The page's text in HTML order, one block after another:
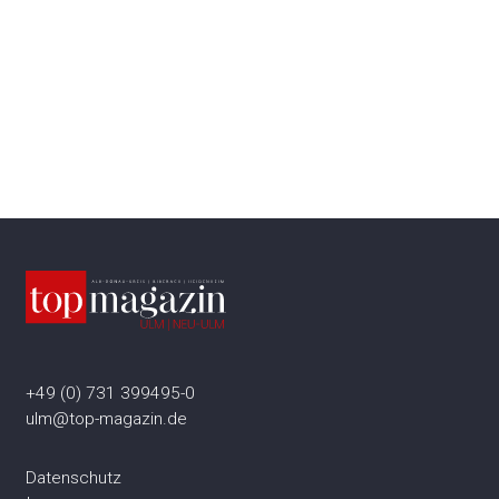
+49 (0) 731 399495-0
ulm@top-magazin.de
Datenschutz